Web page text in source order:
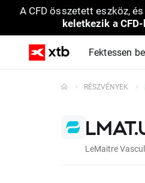
A CFD összetett eszköz,
keletkezik a
Fektessen be
RÉSZVÉNYEK
LeMaitre